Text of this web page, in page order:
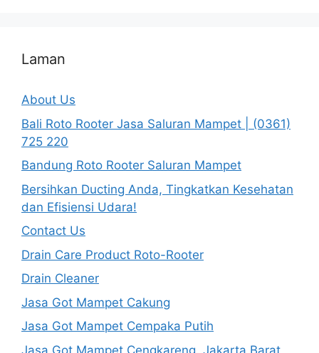
Laman
About Us
Bali Roto Rooter Jasa Saluran Mampet | (0361)
725 220
Bandung Roto Rooter Saluran Mampet
Bersihkan Ducting Anda, Tingkatkan Kesehatan
dan Efisiensi Udara!
Contact Us
Drain Care Product Roto-Rooter
Drain Cleaner
Jasa Got Mampet Cakung
Jasa Got Mampet Cempaka Putih
Jasa Got Mampet Cengkareng, Jakarta Barat